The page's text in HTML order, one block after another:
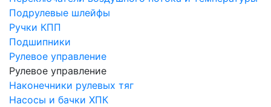
Подрулевые шлейфы
Ручки КПП
Подшипники
Рулевое управление
Рулевое управление
Наконечники рулевых тяг
Насосы и бачки ХПК